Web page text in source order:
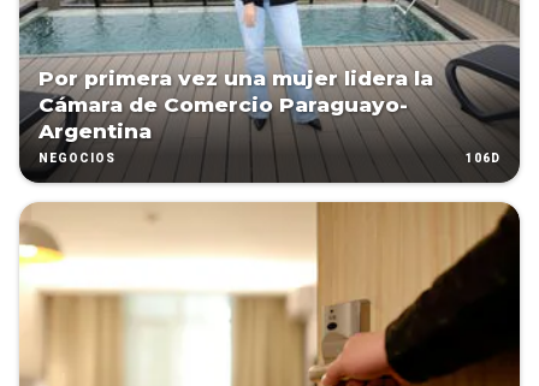
Por primera vez una mujer lidera la
Cámara de Comercio Paraguayo-
Argentina
NEGOCIOS 106D